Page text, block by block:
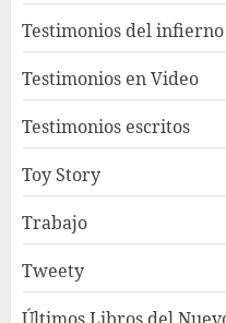
Testimonios del infierno
Testimonios en Video
Testimonios escritos
Toy Story
Trabajo
Tweety